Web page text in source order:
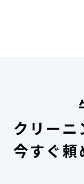
クリーニ
今すぐ頼